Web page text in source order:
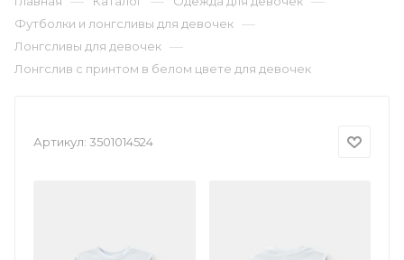
Футболки и лонгсливы для девочек —
Лонгсливы для девочек —
Лонгслив с принтом в белом цвете для девочек
Артикул: 3501014524